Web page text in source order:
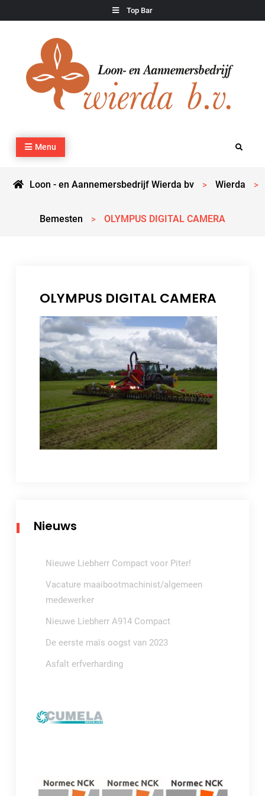
to
Top Bar
Loon – en Aannemersbedrijf Wierda bv
Kraan- en machineverhuur, agrarisch werk, grondverzet,
cultuurtechnisch werk en transport
Menu Search
Loon - en Aannemersbedrijf Wierda bv > Wierda >
Bemesten > OLYMPUS DIGITAL CAMERA
OLYMPUS DIGITAL CAMERA
Nieuws
Nieuwe Liebherr Compact voor Piter!
Vacature maaibootmachinist/algemeen
medewerker
Nieuwe Liebherr A914 Compact
De eerste maïs oogst van 2023
Asfalt erfverharding